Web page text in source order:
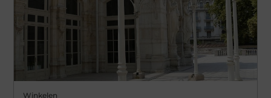
Winkelen